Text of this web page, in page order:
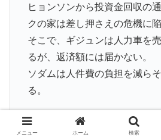
ヒョンソンから投資金回収の
クの家は差し押さえの危機に陥
そこで、ギジュンは人力車を
るが、返済額には届かない。
ソダムは人件費の負担を減ら
る。
第12話(最終回)
ギジュンは大企業に勤めてい
メニュー ホーム 検索